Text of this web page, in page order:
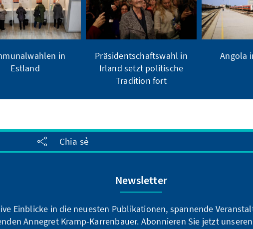
in
Estland
Präsidentschaftswahl in
Irland setzt politische
Tradition fort
Angola
Chia sẻ
Newsletter
Einblicke in die neuesten Publikationen, spannende
Annegret Kramp-Karrenbauer. Abonnieren Sie jetzt